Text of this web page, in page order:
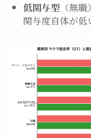
低関与型（無
関与度自体が低